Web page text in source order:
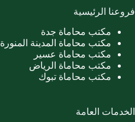
فروعنا الرئيسية
مكتب محاماة جدة
مكتب محاماة المدينة المنورة
مكتب محاماة عسير
مكتب محاماة الرياض
مكتب محاماة تبوك
الخدمات العامة